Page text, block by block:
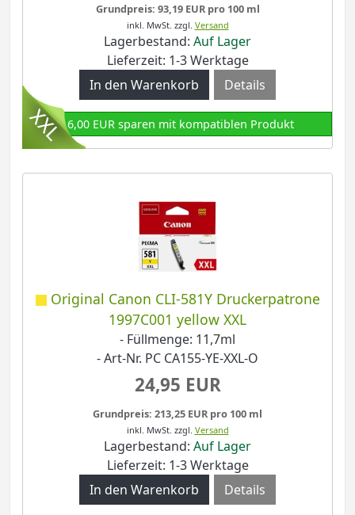
Grundpreis: 93,19 EUR pro 100 ml
inkl. MwSt. zzgl. Versand
Lagerbestand: Auf Lager
Lieferzeit: 1-3 Werktage
Details
16,00 EUR sparen mit kompatiblen Produkt
Original Canon CLI-581Y Druckerpatrone
1997C001 yellow XXL
- Füllmenge: 11,7ml
- Art-Nr. PC CA155-YE-XXL-O
24,95 EUR
Grundpreis: 213,25 EUR pro 100 ml
inkl. MwSt. zzgl. Versand
Lagerbestand: Auf Lager
Lieferzeit: 1-3 Werktage
Details